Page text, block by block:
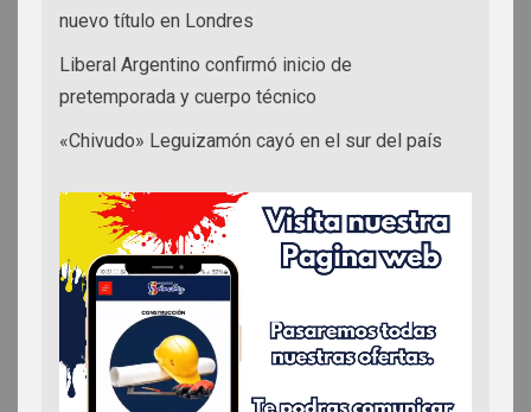
nuevo título en Londres
Liberal Argentino confirmó inicio de
pretemporada y cuerpo técnico
«Chivudo» Leguizamón cayó en el sur del país